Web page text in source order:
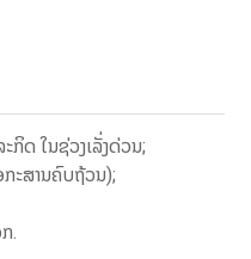
ດ ໃນຊ່ວງເລັ່ງດ່ວນ;
ກະສານ​ຄົບ​ຖ້ວນ);
.